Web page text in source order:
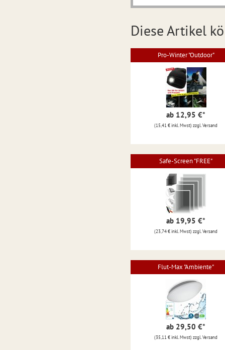
Diese Artikel
Pro-Winter "Outdoor"
ab 12,95 €*
(15,41 € inkl. Mwst) zzgl. Versand
Safe-Screen "FREE"
ab 19,95 €*
(23,74 € inkl. Mwst) zzgl. Versand
Flut-Max "Ambiente"
ab 29,50 €*
(35,11 € inkl. Mwst) zzgl. Versand